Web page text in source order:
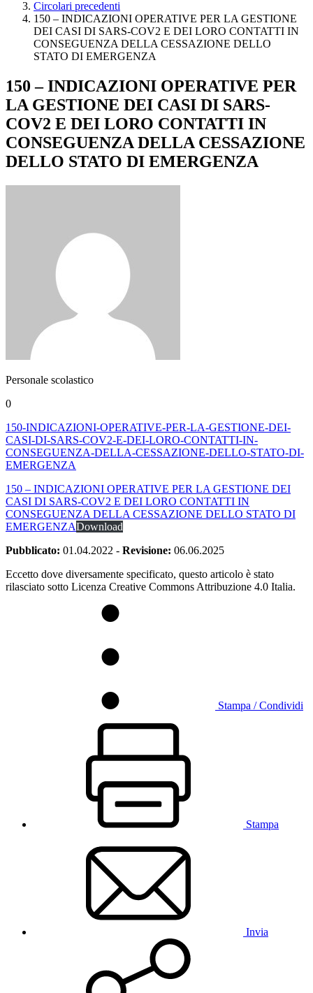
Circolari precedenti
150 – INDICAZIONI OPERATIVE PER LA GESTIONE
DEI CASI DI SARS-COV2 E DEI LORO CONTATTI IN
CONSEGUENZA DELLA CESSAZIONE DELLO
STATO DI EMERGENZA
150 – INDICAZIONI OPERATIVE PER
LA GESTIONE DEI CASI DI SARS-
COV2 E DEI LORO CONTATTI IN
CONSEGUENZA DELLA CESSAZIONE
DELLO STATO DI EMERGENZA
Personale scolastico
0
150-INDICAZIONI-OPERATIVE-PER-LA-GESTIONE-DEI-
CASI-DI-SARS-COV2-E-DEI-LORO-CONTATTI-IN-
CONSEGUENZA-DELLA-CESSAZIONE-DELLO-STATO-DI-
EMERGENZA
150 – INDICAZIONI OPERATIVE PER LA GESTIONE DEI
CASI DI SARS-COV2 E DEI LORO CONTATTI IN
CONSEGUENZA DELLA CESSAZIONE DELLO STATO DI
EMERGENZADownload
Pubblicato: 01.04.2022 - Revisione: 06.06.2025
Eccetto dove diversamente specificato, questo articolo è stato
rilasciato sotto Licenza Creative Commons Attribuzione 4.0 Italia.
Stampa / Condividi
Stampa
Invia